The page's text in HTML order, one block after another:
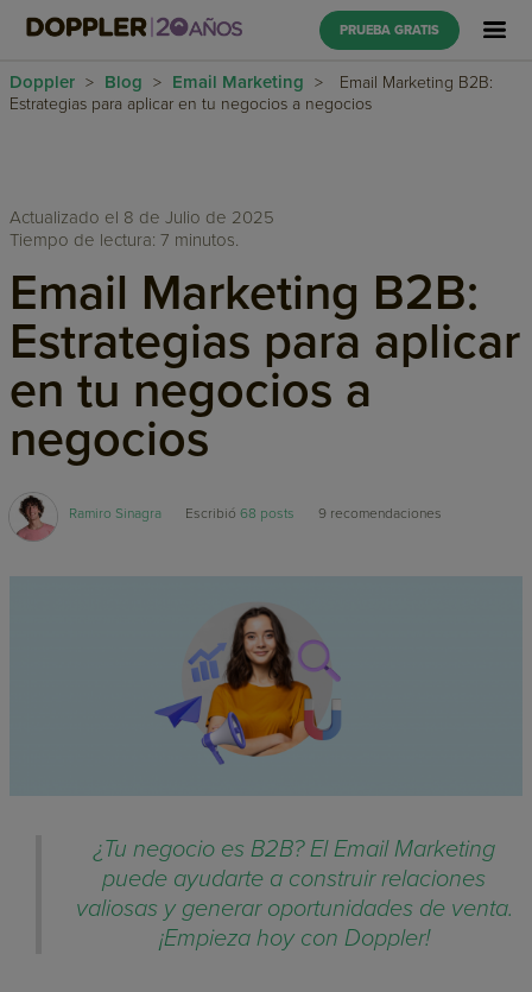
PRUEBA GRATIS
Doppler > Blog > Email Marketing >
Email Marketing B2B:
Estrategias para aplicar en tu negocios a negocios
Actualizado el 8 de Julio de 2025
Tiempo de lectura: 7 minutos.
Email Marketing B2B:
Estrategias para aplicar
en tu negocios a
negocios
Ramiro Sinagra Escribió68 posts 9 recomendaciones
¿Tu negocio es B2B? El Email Marketing
puede ayudarte a construir relaciones
valiosas y generar oportunidades de venta.
¡Empieza hoy con Doppler!